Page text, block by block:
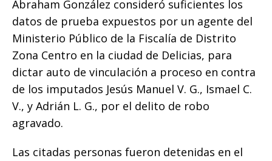
o
k
p k r
Abraham González consideró suficientes los
datos de prueba expuestos por un agente del
Ministerio Público de la Fiscalía de Distrito
Zona Centro en la ciudad de Delicias, para
dictar auto de vinculación a proceso en contra
de los imputados Jesús Manuel V. G., Ismael C.
V., y Adrián L. G., por el delito de robo
agravado.
Las citadas personas fueron detenidas en el